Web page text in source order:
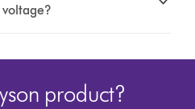
product?